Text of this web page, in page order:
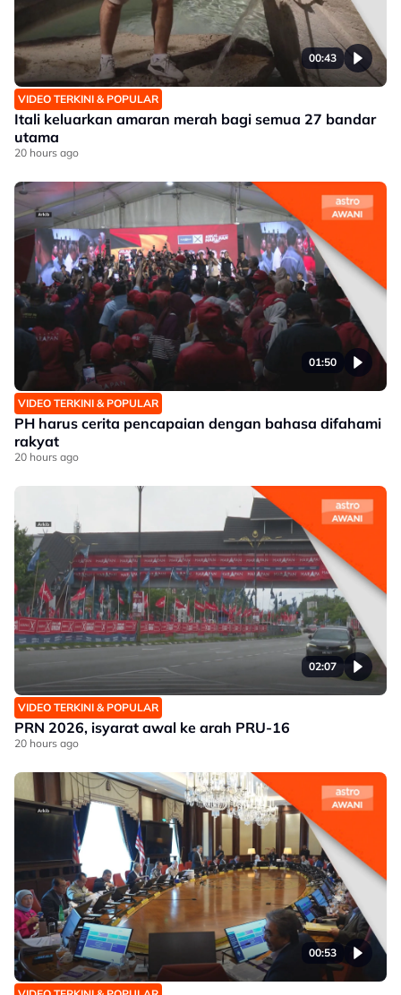
00:43
VIDEO TERKINI & POPULAR
Itali keluarkan amaran merah bagi semua 27 bandar
utama
20 hours ago
01:50
VIDEO TERKINI & POPULAR
PH harus cerita pencapaian dengan bahasa difahami
rakyat
20 hours ago
02:07
VIDEO TERKINI & POPULAR
PRN 2026, isyarat awal ke arah PRU-16
20 hours ago
00:53